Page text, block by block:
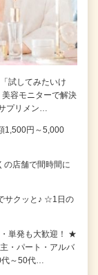
試してみたいけ
容モニターで解決
プリメン…
1,500円～5,000
店舗で間時間に
サクッと♪ ☆1日の
単発も大歓迎！ ★
・パート・アルバ
～50代…